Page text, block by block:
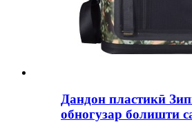
Дандон пластикӣ
обногузар болишти